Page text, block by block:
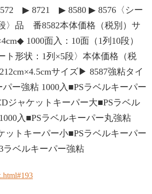
▶ 8721 ▶ 8580 ▶ 8576〈シー
〉品 番8582本体価格（税別）サ
1000面入：10面（1列10段）
ト形状：1列×5段〉本体価格（税
サイズ▶ 8587強粘タイ
ー強粘 1000入■PSラベルキーパー
ジャケットキーパー大■PSラベル
入■PSラベルキーパー丸強粘
ットキーパー小■PSラベルキーパー
ラベルキーパー強粘